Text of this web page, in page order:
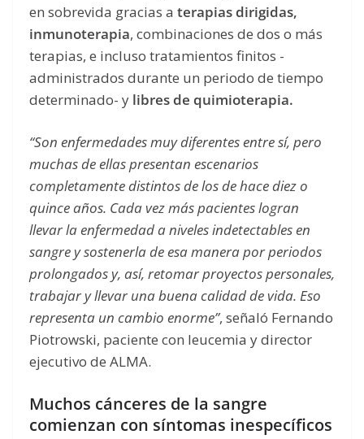
en sobrevida gracias a terapias dirigidas,
inmunoterapia, combinaciones de dos o más
terapias, e incluso tratamientos finitos -
administrados durante un periodo de tiempo
determinado- y libres de quimioterapia.
“Son enfermedades muy diferentes entre sí, pero
muchas de ellas presentan escenarios
completamente distintos de los de hace diez o
quince años. Cada vez más pacientes logran
llevar la enfermedad a niveles indetectables en
sangre y sostenerla de esa manera por periodos
prolongados y, así, retomar proyectos personales,
trabajar y llevar una buena calidad de vida. Eso
representa un cambio enorme”, señaló Fernando
Piotrowski, paciente con leucemia y director
ejecutivo de ALMA.
Muchos cánceres de la sangre
comienzan con síntomas inespecíficos